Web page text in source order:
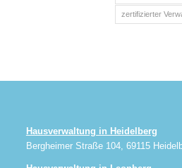
zertifizierter
Hausverwaltung in Heidelberg
Bergheimer Straße 104, 69115